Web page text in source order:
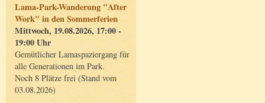
Lama-Park-Wanderung "After
Work" in den Sommerferien
Mittwoch, 19.08.2026, 17:00 -
19:00 Uhr
Gemütlicher Lamaspaziergang für
alle Generationen im Park.
Noch 8 Plätze frei (Stand vom
03.08.2026)